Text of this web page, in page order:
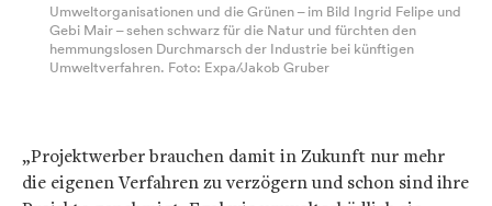
Umweltorganisationen und die Grünen – im Bild Ingrid Felipe und
Gebi Mair – sehen schwarz für die Natur und fürchten den
hemmungslosen Durchmarsch der Industrie bei künftigen
Umweltverfahren. Foto: Expa/Jakob Gruber
„Projektwerber brauchen damit in Zukunft nur mehr
die eigenen Verfahren zu verzögern und schon sind ihre